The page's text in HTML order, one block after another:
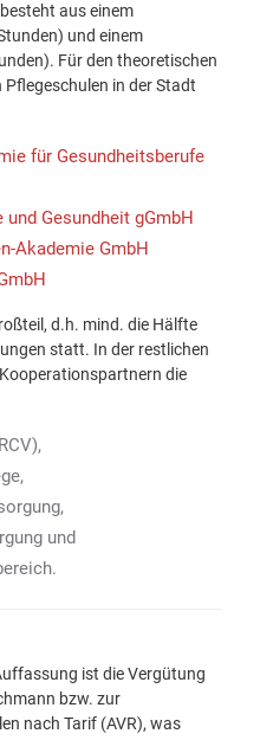
aus einem
und einem
Für den theoretischen
Pflegeschulen in der Stadt
für Gesundheitsberufe
Gesundheit gGmbH
Akademie GmbH
d.h. mind. die Hälfte
statt. In der restlichen
die
und
ist die Vergütung
bzw. zur
nach Tarif (AVR), was